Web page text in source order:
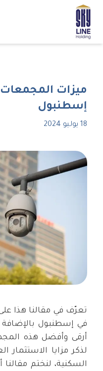
ميزات
إسطنبول
18 يوليو 2024
تعرّف في مقالنا هذا
في إسطنبول
أرقى وأفضل هذه
لذكر مزايا
السكنية، لنختم